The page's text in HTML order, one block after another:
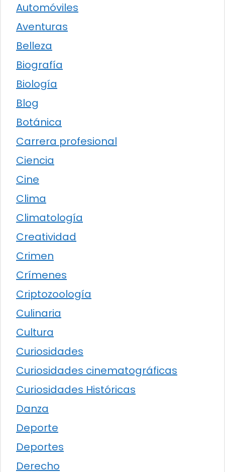
Automóviles
Aventuras
Belleza
Biografía
Biología
Blog
Botánica
Carrera profesional
Ciencia
Cine
Clima
Climatología
Creatividad
Crimen
Crímenes
Criptozoología
Culinaria
Cultura
Curiosidades
Curiosidades cinematográficas
Curiosidades Históricas
Danza
Deporte
Deportes
Derecho